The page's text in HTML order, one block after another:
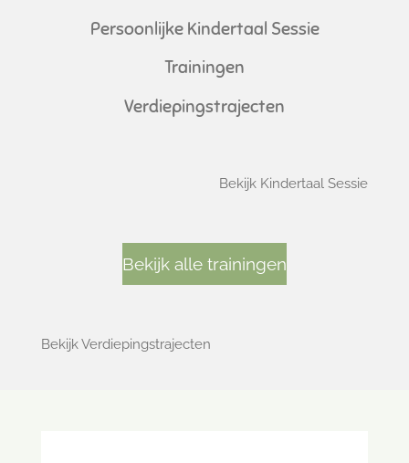
Persoonlijke Kindertaal Sessie
Trainingen
Verdiepingstrajecten
Bekijk Kindertaal Sessie
Bekijk alle trainingen
Bekijk Verdiepingstrajecten